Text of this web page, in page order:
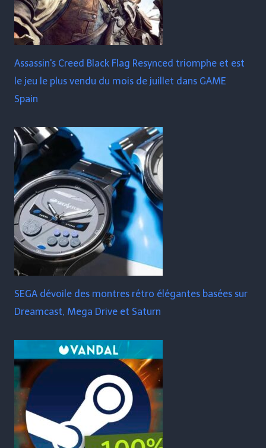
Assassin's Creed Black Flag Resynced triomphe et est
le jeu le plus vendu du mois de juillet dans GAME
Spain
SEGA dévoile des montres rétro élégantes basées sur
Dreamcast, Mega Drive et Saturn